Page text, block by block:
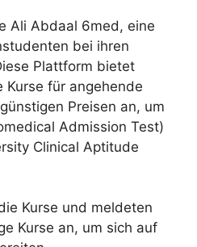
Ali Abdaal 6med, eine
bei ihren
Plattform bietet
für angehende
Preisen an, um
Admission Test)
Clinical Aptitude
Kurse und meldeten
Kurse an, um sich auf